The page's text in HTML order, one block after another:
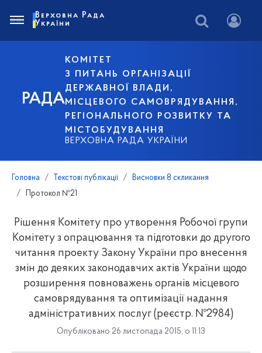
РАДА
КОМІТЕТ
З ПИТАНЬ ОРГАНІЗАЦІЇ
ДЕРЖАВНОЇ ВЛАДИ,
МІСЦЕВОГО САМОВРЯДУВАННЯ,
РЕГІОНАЛЬНОГО РОЗВИТКУ ТА
МІСТОБУДУВАННЯ
ВЕРХОВНА РАДА УКРАЇНИ
Верховна Рада
України
Головна Текстові публікації
Висновки 8 скликання
Протокол №21
Рішення Комітету про утворення Робочої групи
Комітету з опрацювання та підготовки до другого
читання проекту Закону України про внесення
змін до деяких законодавчих актів України щодо
розширення повноважень органів місцевого
самоврядування та оптимізації надання
адміністративних послуг (реєстр. №2984)
Опубліковано 26 листопада 2015, о 11:13